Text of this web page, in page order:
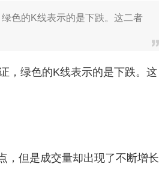
色的K线表示的是下跌。这二者
绿色的K线表示的是下跌。这
但是成交量却出现了不断增长